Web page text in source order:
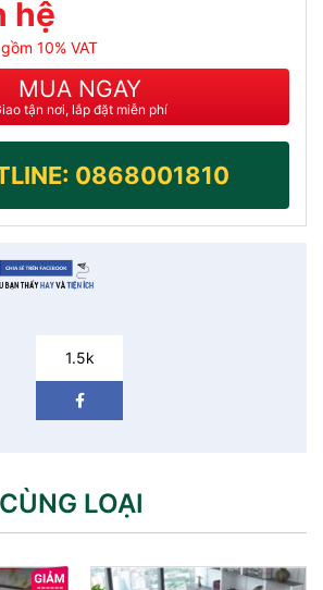
hệ
10% VAT
MUA NGAY
tận nơi, lắp đặt miễn phí
0868001810
1.5k
LOẠI